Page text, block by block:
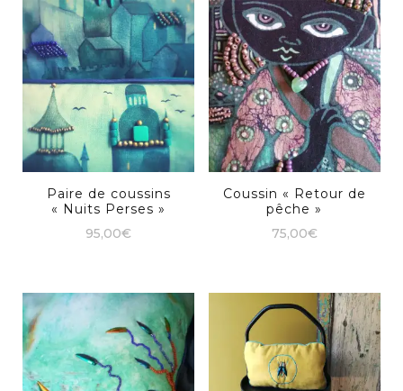
Paire de coussins
« Nuits Perses »
95,00€
Coussin « Retour de
pêche »
75,00€